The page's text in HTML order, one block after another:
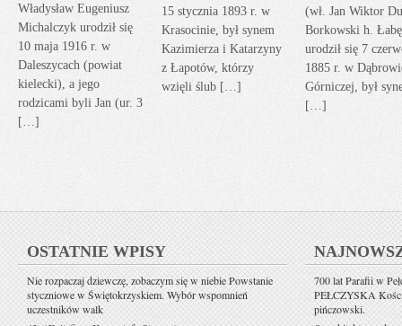
Władysław Eugeniusz
Michalczyk urodził się
10 maja 1916 r. w
Daleszycach (powiat
kielecki), a jego
rodzicami byli Jan (ur. 3
[…]
15 stycznia 1893 r. w
Krasocinie, był synem
Kazimierza i Katarzyny
z Łapotów, którzy
wzięli ślub […]
(wł. Jan Wiktor
Borkowski h.
urodził się 7
1885 r. w
Górniczej, był
[…]
OSTATNIE WPISY
Nie rozpaczaj dziewczę, zobaczym się w niebie Powstanie
styczniowe w Świętokrzyskiem. Wybór wspomnień
uczestników walk
700 lat Parafii w
PEŁCZYSKA
pińczowski.